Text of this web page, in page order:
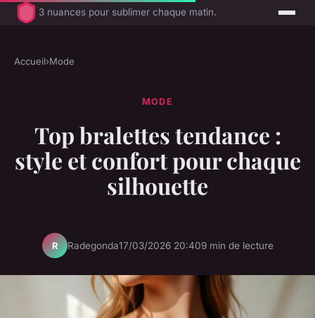
3 nuances pour sublimer chaque matin.
Accueil›Mode
MODE
Top bralettes tendance :
style et confort pour chaque
silhouette
R Radegonda17/03/2026 20:409 min de lecture